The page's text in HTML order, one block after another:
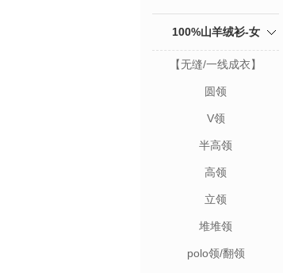
100%山羊绒衫-女
【无缝/一线成衣】
圆领
V领
半高领
高领
立领
堆堆领
polo领/翻领